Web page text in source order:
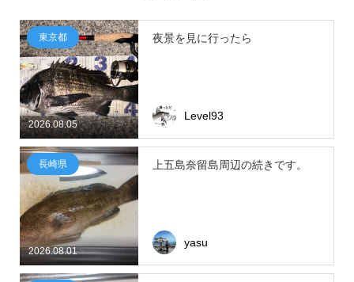
2026.08.05
東京都 夜景を見に行ったら
Level93
2026.08.01
長崎県 上五島奈留島周辺の続きです。
yasu